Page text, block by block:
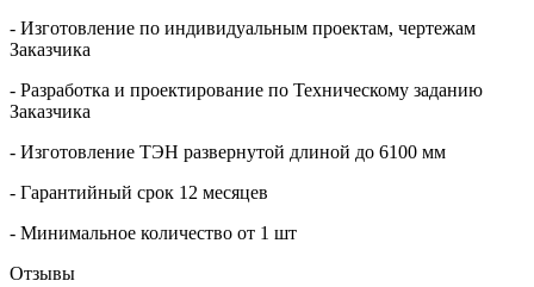
- Изготовление по индивидуальным проектам, чертежам
Заказчика
- Разработка и проектирование по Техническому заданию
Заказчика
- Изготовление ТЭН развернутой длиной до 6100 мм
- Гарантийный срок 12 месяцев
- Минимальное количество от 1 шт
Отзывы